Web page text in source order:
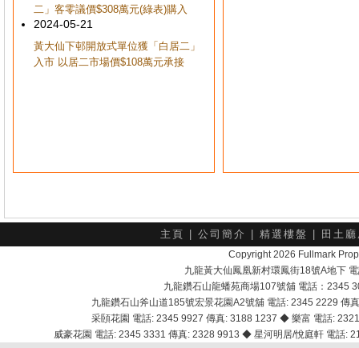
二」客零議價$308萬元(綠表)購入
2024-05-21
黃大仙下邨開放式單位獲「白居二」
入市 以居二市場價$108萬元承接
主頁 公司簡介 精選樓盤 田土
Copyright 2026 Fullmark
九龍黃大仙鳳凰新村環鳳街18號A地下
九龍鑽石山龍蟠苑商場107號舖 電話：2345
九龍鑽石山斧山道185號宏景花園A2號舖 電話: 2345 2229
采頣花園 電話: 2345 9927 傳真: 3188 1237 ◆ 樂富 電話:
威豪花園 電話: 2345 3331 傳真: 2328 9913 ◆ 星河明居/悅庭軒 電話